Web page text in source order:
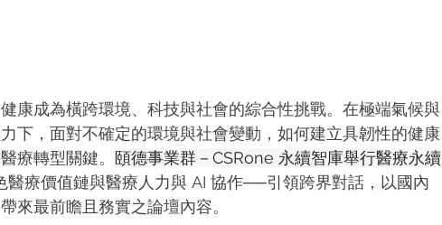
康成為橫跨環境、科技與社會的綜合性挑戰。在極端氣候與
下，面對不確定的環境與社會變動，如何建立具韌性的健康
療轉型關鍵。 頤德事業群－CSRone 永續智庫舉行醫療永續
療價值鏈與醫療人力與 AI 協作──引領跨界對話，以國內
來最前瞻且務實之論壇內容。